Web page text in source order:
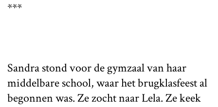
***
Sandra stond voor de gymzaal van haar
middelbare school, waar het brugklasfeest al
begonnen was. Ze zocht naar Lela. Ze keek